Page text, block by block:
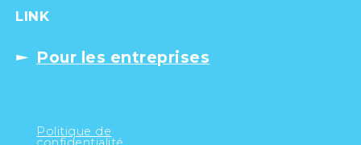
LINK
Pour les entreprises
Politique de